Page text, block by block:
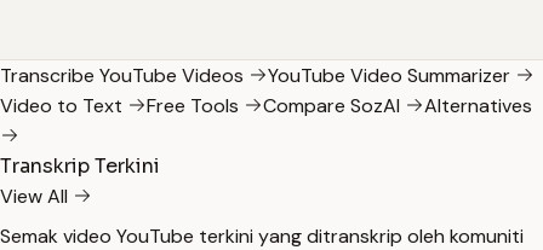
Transcribe YouTube Videos
YouTube Video Summarizer
Video to Text
Free Tools Compare SozAI Alternatives
Transkrip Terkini
View All
Semak video YouTube terkini yang ditranskrip oleh komuniti